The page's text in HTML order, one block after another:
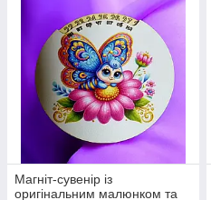
Магніт-сувенір із
оригінальним малюнком та